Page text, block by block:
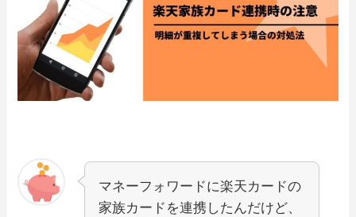
マネーフォワードに楽天カードの
家族カードを連携したんだけど、